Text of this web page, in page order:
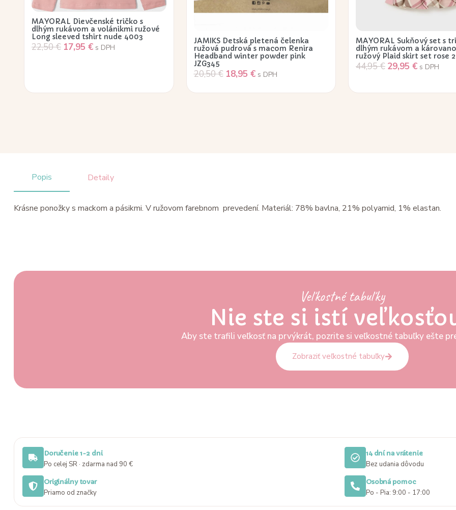
MAYORAL Dievčenské tričko s
dlhým rukávom a volánikmi ružové
Long sleeved tshirt nude 4003
22,50€ 17,95 € s DPH
JAMIKS Detská pletená čelenka
ružová pudrová s macom Renira
Headband winter powder pink
JZG345
20,50€ 18,95 € s DPH
MAYORAL Sukňový set s
dlhým rukávom a
ružový Plaid skirt set rose
44,95€ 29,95 € s DPH
Popis Detaily
Krásne ponožky s mackom a pásikmi. V ružovom farebnom prevedení. Materiál: 78% bavlna, 21% polyamid, 1% elastan.
Veľkostné tabuľky
Nie ste si istí
Aby ste trafili veľkosť na prvýkrát, pozrite si veľkostné tabuľky ešte
Zobraziť veľkostné tabuľky
Doručenie 1-2 dni
Po celej SR · zdarma nad 90 €
14 dní na vrátenie
Bez udania dôvodu
Originálny tovar
Priamo od značky
Osobná pomoc
Po - Pia: 9:00 - 17:00